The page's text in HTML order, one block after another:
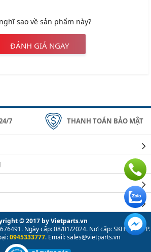
sao về sản phẩm này?
ĐÁNH GIÁ NGAY
7 THANH TOÁN BẢO MẬT
© 2017 by Vietparts.vn
Ngày cấp: 08/01/2024. Nơi cấp: SKH & ĐT TP.
0945333777. Email: sales@vietparts.vn